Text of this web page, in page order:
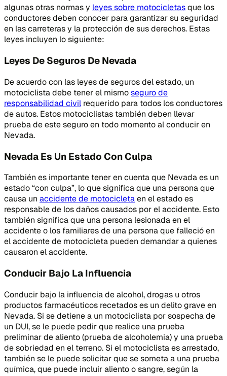
algunas otras normas y leyes sobre motocicletasque los
conductores deben conocer para garantizar su seguridad
en las carreteras y la protección de sus derechos. Estas
leyes incluyen lo siguiente:
Leyes De Seguros De Nevada
De acuerdo con las leyes de seguros del estado, un
motociclista debe tener el mismoseguro de
responsabilidad civil requerido para todos los conductores
de autos. Estos motociclistas también deben llevar
prueba de este seguro en todo momento al conducir en
Nevada.
Nevada Es Un Estado Con Culpa
También es importante tener en cuenta que Nevada es un
estado “con culpa”, lo que significa que una persona que
causa un accidente de motocicletaen el estado es
responsable de los daños causados por el accidente. Esto
también significa que una persona lesionada en el
accidente o los familiares de una persona que falleció en
el accidente de motocicleta pueden demandar a quienes
causaron el accidente.
Conducir Bajo La Influencia
Conducir bajo la influencia de alcohol, drogas u otros
productos farmacéuticos recetados es un delito grave en
Nevada. Si se detiene a un motociclista por sospecha de
un DUI, se le puede pedir que realice una prueba
preliminar de aliento (prueba de alcoholemia) y una prueba
de sobriedad en el terreno. Si el motociclista es arrestado,
también se le puede solicitar que se someta a una prueba
química, que puede incluir aliento o sangre, según la